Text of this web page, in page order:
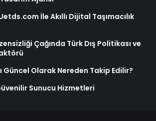
İle Akıllı Dijital Taşımacılık
Çağında Türk Dış Politikası ve
Güncel Olarak Nereden Takip Edilir?
Sunucu Hizmetleri